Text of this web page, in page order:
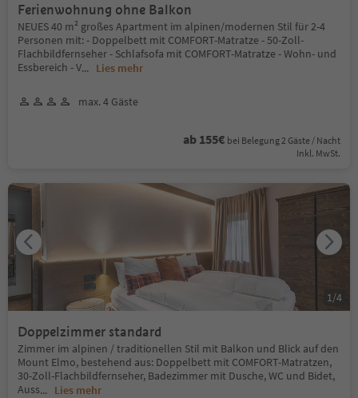
Ferienwohnung ohne Balkon
NEUES 40 m² großes Apartment im alpinen/modernen Stil für 2-4
Personen mit: - Doppelbett mit COMFORT-Matratze - 50-Zoll-
Flachbildfernseher - Schlafsofa mit COMFORT-Matratze - Wohn- und
Essbereich - V... Lies mehr
max. 4 Gäste
ab 155€ bei Belegung 2 Gäste / Nacht
Inkl. MwSt.
Doppelzimmer standard
Zimmer im alpinen / traditionellen Stil mit Balkon und Blick auf den
Mount Elmo, bestehend aus: Doppelbett mit COMFORT-Matratzen,
30-Zoll-Flachbildfernseher, Badezimmer mit Dusche, WC und Bidet,
Auss... Lies mehr
1 /4